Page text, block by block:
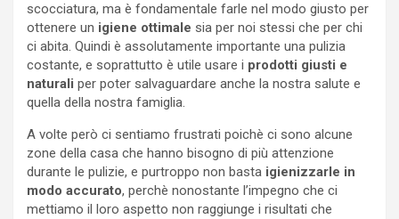
scocciatura, ma è fondamentale farle nel modo giusto per
ottenere un igiene ottimale sia per noi stessi che per chi
ci abita. Quindi è assolutamente importante una pulizia
costante, e soprattutto è utile usare i prodotti giusti e
naturali per poter salvaguardare anche la nostra salute e
quella della nostra famiglia.
A volte però ci sentiamo frustrati poichè ci sono alcune
zone della casa che hanno bisogno di più attenzione
durante le pulizie, e purtroppo non basta igienizzarle in
modo accurato, perchè nonostante l’impegno che ci
mettiamo il loro aspetto non raggiunge i risultati che